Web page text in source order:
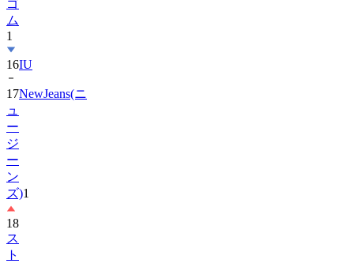
1
16
17NewJeans(ニ
ュ
ー
ジ
ー
ン
ズ)
18
ス
ト
レ
イ